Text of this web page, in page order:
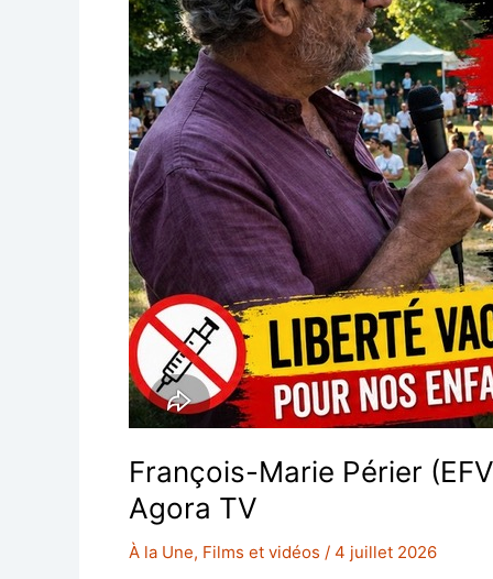
François-Marie Périer
Agora TV
À la Une, Films et vidéos / 4 juillet 2026